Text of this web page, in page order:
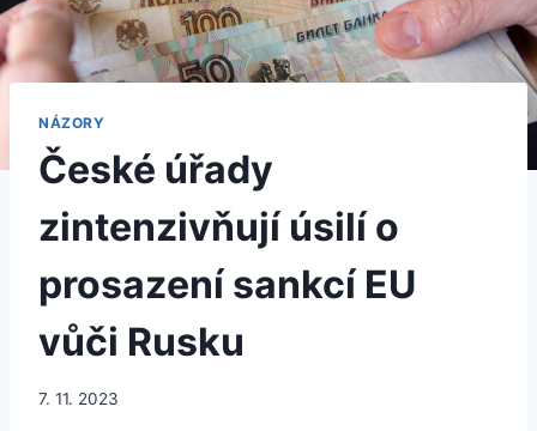
NÁZORY
České úřady
zintenzivňují úsilí o
prosazení sankcí EU
vůči Rusku
7. 11. 2023